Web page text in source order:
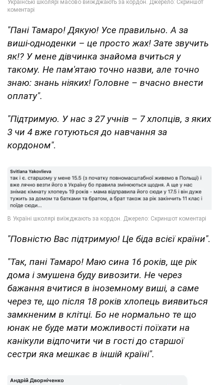
"Пані Тамаро! Дякую! Усе правильно. А за
виші-одноденки – це просто жах! Зате звучить
як!? У мене дівчинка знайома вчиться у
такому. Не пам'ятаю точно назви, але точно
знаю: знань ніяких! Головне – вчасно внести
оплату".
"Підтримую. У нас з 27 учнів – 7 хлопців, з яких
3 чи 4 вже готуються до навчання за
кордоном".
"Повністю Вас підтримую! Це біда всієї країни".
"Так, пані Тамаро! Маю сина 16 років, ще рік
дома і змушена буду вивозити. Не через
бажання вчитися в іноземному виші, а саме
через те, що після 18 років хлопець виявиться
замкненим в клітці. Бо не нормально те що
юнак не буде мати можливості поїхати на
канікули відпочити чи в гості до старшої
сестри яка мешкає в іншій країні".